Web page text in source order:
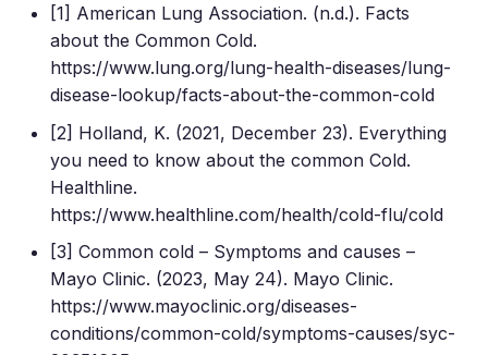
[1] American Lung Association. (n.d.). Facts
about the Common Cold.
https://www.lung.org/lung-health-diseases/lung-
disease-lookup/facts-about-the-common-cold
[2] Holland, K. (2021, December 23). Everything
you need to know about the common Cold.
Healthline.
https://www.healthline.com/health/cold-flu/cold
[3] Common cold – Symptoms and causes –
Mayo Clinic. (2023, May 24). Mayo Clinic.
https://www.mayoclinic.org/diseases-
conditions/common-cold/symptoms-causes/syc-